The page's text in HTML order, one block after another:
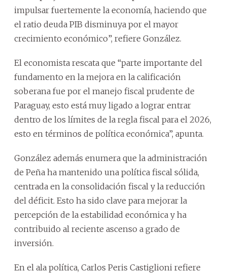
impulsar fuertemente la economía, haciendo que
el ratio deuda PIB disminuya por el mayor
crecimiento económico”, refiere González.
El economista rescata que “parte importante del
fundamento en la mejora en la calificación
soberana fue por el manejo fiscal prudente de
Paraguay, esto está muy ligado a lograr entrar
dentro de los límites de la regla fiscal para el 2026,
esto en términos de política económica”, apunta.
González además enumera que la administración
de Peña ha mantenido una política fiscal sólida,
centrada en la consolidación fiscal y la reducción
del déficit. Esto ha sido clave para mejorar la
percepción de la estabilidad económica y ha
contribuido al reciente ascenso a grado de
inversión.
En el ala política, Carlos Peris Castiglioni refiere